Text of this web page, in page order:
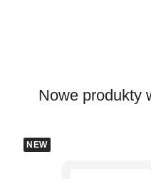
Nowe produkty
NEW